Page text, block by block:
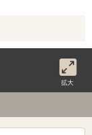
拡大